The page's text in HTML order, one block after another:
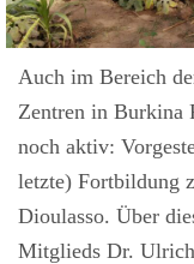
Auch im Bereich
Zentren in Burkina
noch aktiv:
letzte) Fortbildung
Dioulasso. Über
Mitglieds Dr.